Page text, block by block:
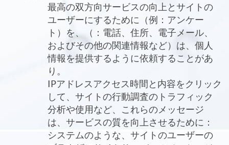
最高の双方向サービスの向上とサイトの
ユーザーにするために（例：アンケー
ト）を、（：電話、住所、電子メール、
およびその他の関連情報など）は、個人
情報を提供するように依頼することがあ
り。
IPアドレスアクセス時間と内容をクリック
して、サイトの行動調査のトラフィック
分析や使用など、これらのメッセージ
は、サービスの質を向上させるために：
システムのような、サイトのユーザーの